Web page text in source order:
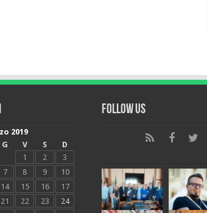
2019
G V S
D
1
2
3
7 8 9
10
14 15 16
17
21 22 23
24
Follow Us